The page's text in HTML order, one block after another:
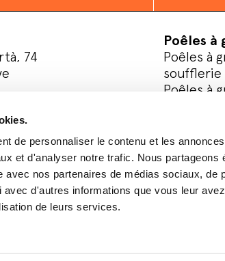
de personnaliser le contenu et les
et d'analyser notre trafic. Nous partageons
avec nos partenaires de médias sociaux, de
d'autres informations que vous leur
de leurs services.
74
sociaux
Poêles à
Poêles à
soufflerie
Poêles à
Bois
Poêles à